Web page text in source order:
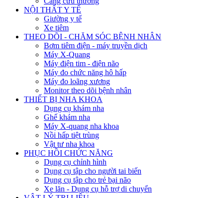
NỘI THẤT Y TẾ
Giường y tế
Xe tiêm
THEO DÕI - CHĂM SÓC BỆNH NHÂN
Bơm tiêm điện - máy truyền dịch
Máy X-Quang
Máy điện tim - điện não
Máy đo chức năng hô hấp
Máy đo loãng xương
Monitor theo dõi bệnh nhân
THIẾT BỊ NHA KHOA
Dụng cụ khám nha
Ghế khám nha
Máy X-quang nha khoa
Nồi hấp tiệt trùng
Vật tư nha khoa
PHỤC HỒI CHỨC NĂNG
Dụng cụ chỉnh hình
Dụng cụ tập cho người tai biến
Dụng cụ tập cho trẻ bại não
Xe lăn - Dụng cụ hỗ trợ di chuyển